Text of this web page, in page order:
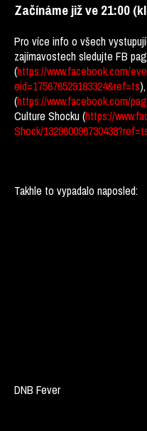
Začínáme již ve 21:00
Pro více info o všech
zajímavostech sledujte FB
(https://www.facebook.com/
eid=175676529183324&ref=ts
(https://www.facebook.com/
Culture Shocku (https://
Shock/
Takhle to vypadalo naposled:
DNB Fever